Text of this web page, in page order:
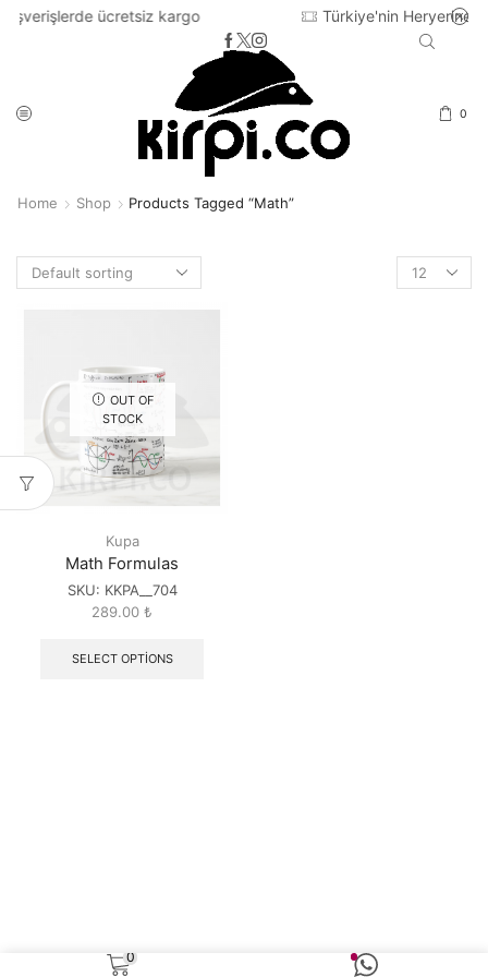
kargo Türkiye'nin Heryerine 2-3 iş günü
0
Home Shop Products Tagged “math”
Products
per
OUT OF
STOCK
Kupa
Math Formulas
SKU: KKPA__704
289.00 ₺
SELECT OPTIONS
0